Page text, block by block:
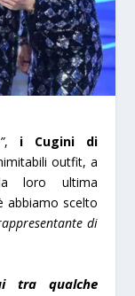
, i Cugini di
outfit, a
loro ultima
abbiamo scelto
di
tra qualche